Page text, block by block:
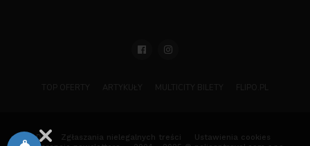
ODO Zgłaszania nielegalnych treści
Ustawienia cookies